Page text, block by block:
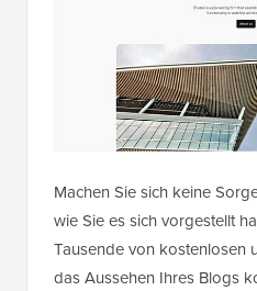
Machen Sie sich keine
wie Sie es sich vorgestellt
Tausende von kostenlosen
das Aussehen Ihres Blogs